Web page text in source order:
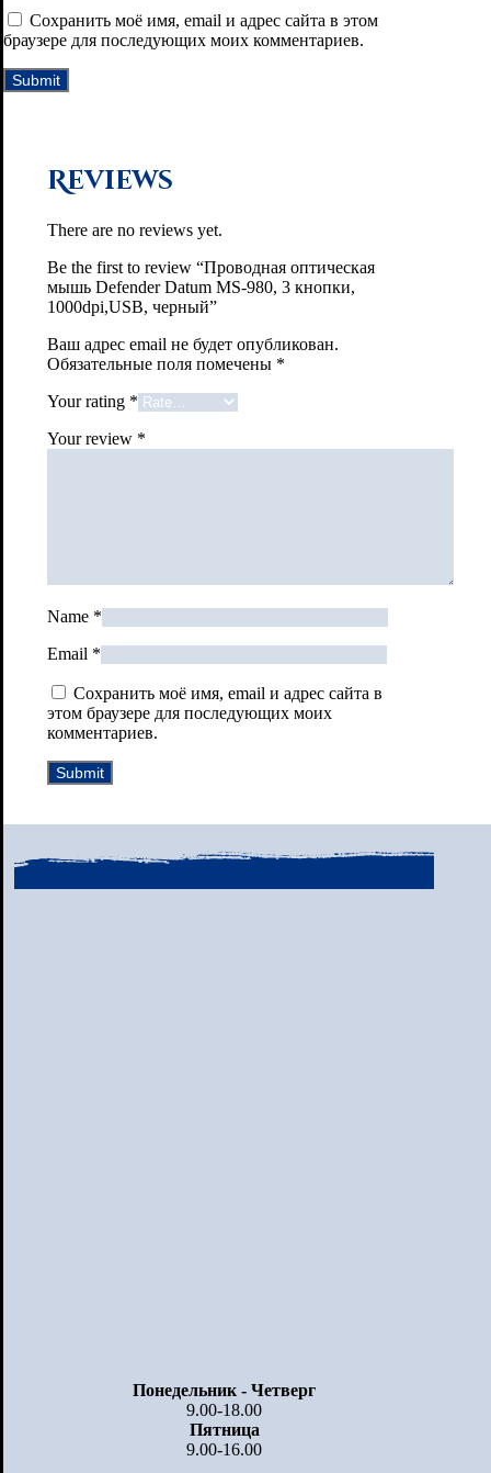
Сохранить моё имя, email и адрес сайта в этом
браузере для последующих моих комментариев.
Reviews
There are no reviews yet.
Be the first to review “Проводная оптическая
мышь Defender Datum MS-980, 3 кнопки,
1000dpi,USB, черный”
Ваш адрес email не будет опубликован.
Обязательные поля помечены *
Your rating *
Your review *
Name *
Email *
Сохранить моё имя, email и адрес сайта в
этом браузере для последующих моих
комментариев.
Понедельник - Четверг
9.00-18.00
Пятница
9.00-16.00